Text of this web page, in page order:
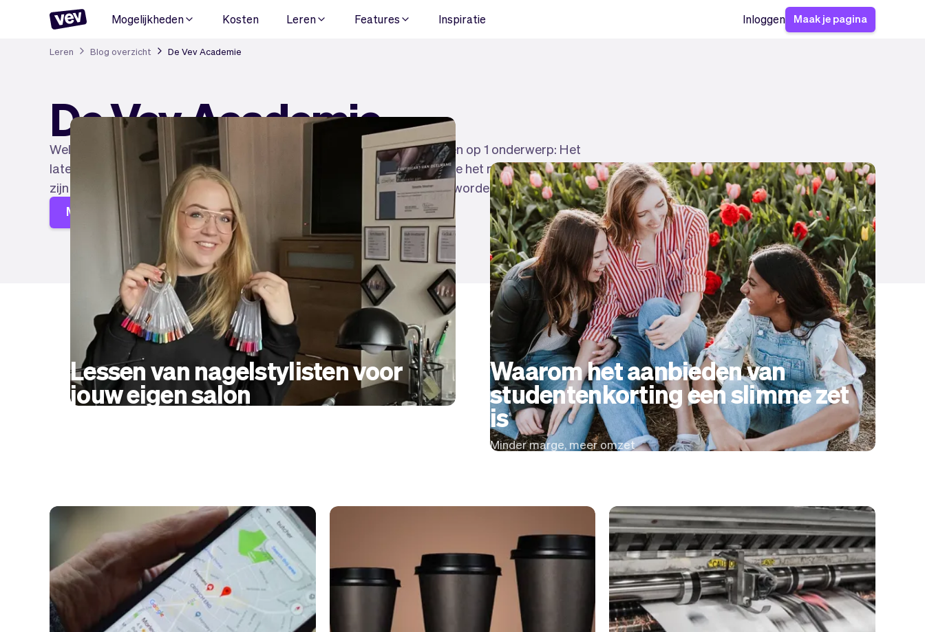
Mogelijkheden Kosten Leren Features Inspiratie Inloggen Maak je pagina
Leren Blog overzicht De Vev Academie
De Vev Academie
Welkom bij de Vev Academie, hier vind je allerlei artikelen die zich richten op 1 onderwerp: Het
laten groeien van jouw bedrijf. Neem een kijkje, zoek de onderwerpen die het meest relevant
zijn voor jouw bedrijf en begin vandaag nog een betere ondernemer te worden!
Maak je pagina
Lessen van nagelstylisten voor
jouw eigen salon
Waarom het aanbieden van
studentenkorting een slimme zet
is
Minder marge, meer omzet